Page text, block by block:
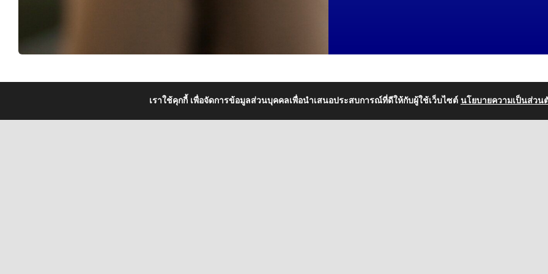
เราใช้คุกกี้ เพื่อจัดการข้อมูลส่วนบุคคลเพื่อนำเสนอประสบการณ์ที่ดีให้กับผู้ใช้เว็บไซต์ นโยบายความเป็นส่วน